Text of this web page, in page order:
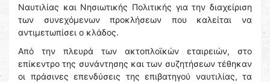
Ναυτιλίας και Νησιωτικής Πολιτικής για την διαχείριση
των συνεχόμενων προκλήσεων που καλείται να
αντιμετωπίσει ο κλάδος.
Από την πλευρά των ακτοπλοϊκών εταιρειών, στο
επίκεντρο της συνάντησης και των συζητήσεων τέθηκαν
οι πράσινες επενδύσεις της επιβατηγού ναυτιλίας, τα